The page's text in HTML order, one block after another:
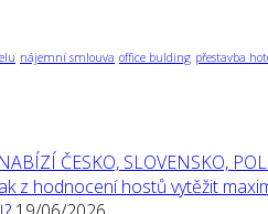
nájemní smlouva office bulding přestavba
ČESKO, SLOVENSKO,
z hodnocení hostů vytěžit